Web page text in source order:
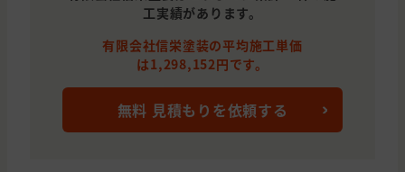
工実績があります。
有限会社信栄塗装の平均施工単価
は1,298,152円です。
無料 見積もりを依頼する